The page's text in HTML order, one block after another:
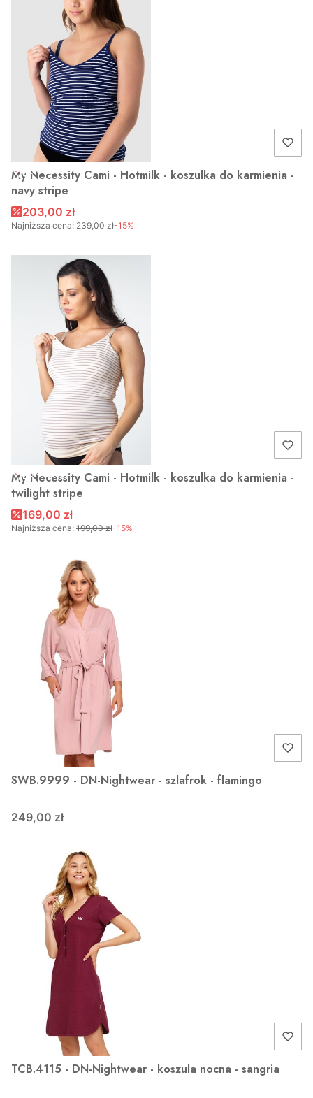
OKAZJA
My Necessity Cami - Hotmilk - koszulka do karmienia -
navy stripe
203,00 zł
Najniższa cena: 239,00 zł-15%
OKAZJA
My Necessity Cami - Hotmilk - koszulka do karmienia -
twilight stripe
169,00 zł
Najniższa cena: 199,00 zł-15%
SWB.9999 - DN-Nightwear - szlafrok - flamingo
249,00 zł
TCB.4115 - DN-Nightwear - koszula nocna - sangria